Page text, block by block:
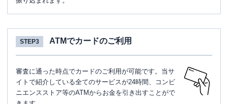
平日：9：00～15：00
日祝：7：00～24：00
ATM 〇
STEP3 ATMでカードのご利用
審査に通った時点でカードのご利用が可能です。当サ
イトで紹介している全てのサービスが24時間、コンビ
ニエンスストア等のATMからお金を引き出すことがで